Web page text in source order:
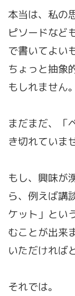
本当は、私の
ピソードなど
で書いてよい
ちょっと抽象
もしれません。
まだまだ、「
き切れていま
もし、興味が
ら、例えば講
ケット」とい
むことが出来
いただければ
それでは。